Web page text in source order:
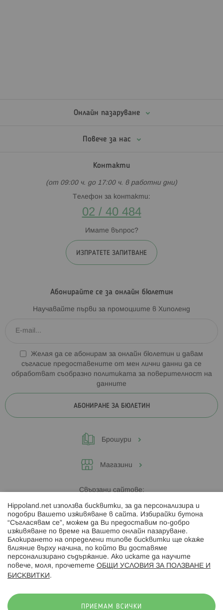
Онлайн пазаруване
Повече за нас
Контакти
(от 09:00 ч. до 17:00 ч. в работни дни)
Телефон за контакти:
02 / 40 484
Имате въпрос?
ИЗПРАТЕТЕ ЗАПИТВАНЕ
Абонирайте се за онлайн бюлетин
Научавайте първи за промоциите в Хиполенд
Желая да се абонирам за онлайн бюлетин и давам
съгласие предоставените от мен лични данни да се
обработват съобразно политиката за поверителност на
данните
АБОНИРАНЕ ЗА БЮЛЕТИН
Брошури
Магазини
Свързани сайтове:
Hippoland.ro
Последвайте ни:
Hippoland.net използва бисквитки, за да персонализира и
подобри Вашето изживяване в сайта. Избирайки бутона
“Съгласявам се”, можем да Ви предоставим по-добро
изживяване по време на Вашето онлайн пазаруване.
Блокирането на определени типове бисквитки ще окаже
влияние върху начина, по който Ви доставяме
персонализирано съдържание. Ако искате да научите
повече, моля, прочетете ОБЩИ УСЛОВИЯ ЗА ПОЛЗВАНЕ И
БИСКВИТКИ .
ПРИЕМАМ ВСИЧКИ